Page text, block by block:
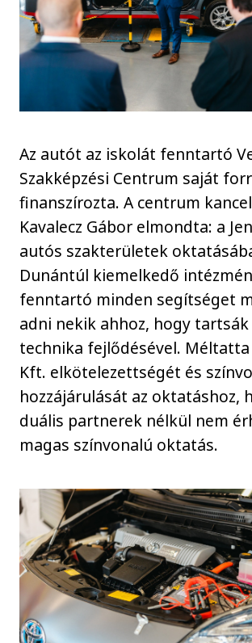
Az autót az iskolát fenntartó
Szakképzési Centrum saját
finanszírozta. A centrum
Kavalecz Gábor elmondta: a
autós szakterületek
Dunántúl kiemelkedő
fenntartó minden segítséget
adni nekik ahhoz, hogy
technika fejlődésével.
Kft. elkötelezettségét és
hozzájárulását az oktatáshoz,
duális partnerek nélkül nem
magas színvonalú oktatás.